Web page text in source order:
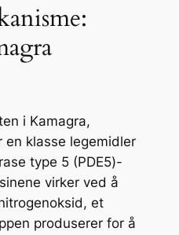
i Kamagra,
klasse legemidler
type 5 (PDE5)-
virker ved å
et
produserer for å